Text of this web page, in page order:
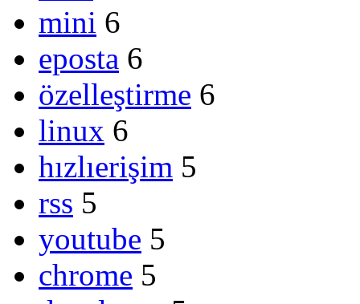
mini 6
eposta 6
özelleştirme 6
linux 6
hızlıerişim 5
rss 5
youtube 5
chrome 5